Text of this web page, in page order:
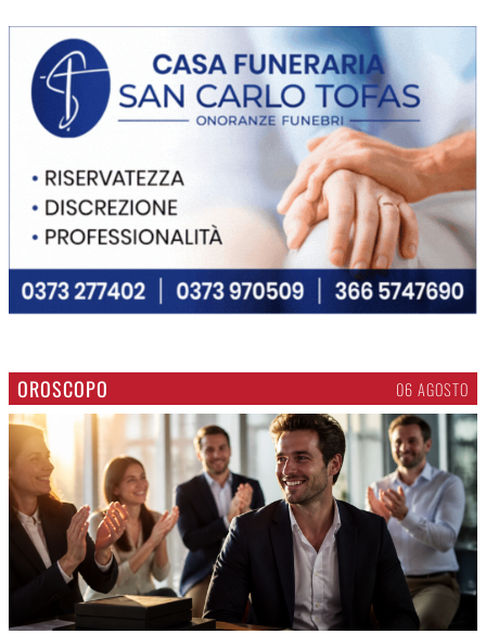
OROSCOPO 06 AGOSTO